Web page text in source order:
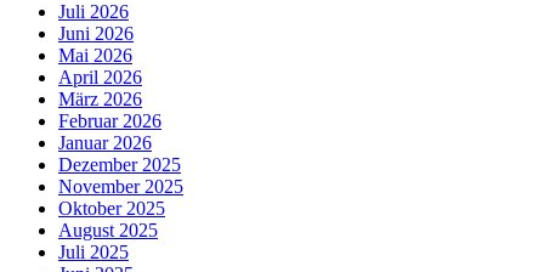
Juli 2026
Juni 2026
Mai 2026
April 2026
März 2026
Februar 2026
Januar 2026
Dezember 2025
November 2025
Oktober 2025
August 2025
Juli 2025